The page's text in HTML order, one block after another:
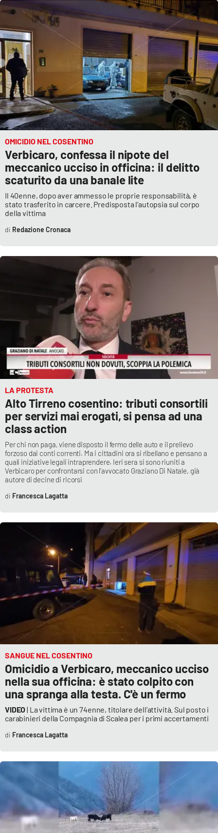
OMICIDIO NEL COSENTINO
Verbicaro, confessa il nipote del
meccanico ucciso in officina: il delitto
scaturito da una banale lite
Il 40enne, dopo aver ammesso le proprie responsabilità, è
stato trasferito in carcere. Predisposta l’autopsia sul corpo
della vittima
Redazione Cronaca
LA PROTESTA
Alto Tirreno cosentino: tributi consortili
per servizi mai erogati, si pensa ad una
class action
Per chi non paga, viene disposto il fermo delle auto e il prelievo
forzoso dai conti correnti. Ma i cittadini ora si ribellano e pensano a
quali iniziative legali intraprendere. Ieri sera si sono riuniti a
Verbicaro per confrontarsi con l’avvocato Graziano Di Natale, già
autore di decine di ricorsi
Francesca Lagatta
SANGUE NEL COSENTINO
Omicidio a Verbicaro, meccanico ucciso
nella sua officina: è stato colpito con
una spranga alla testa. C'è un fermo
VIDEO| La vittima è un 74enne, titolare dell’attività. Sul posto i
carabinieri della Compagnia di Scalea per i primi accertamenti
Francesca Lagatta